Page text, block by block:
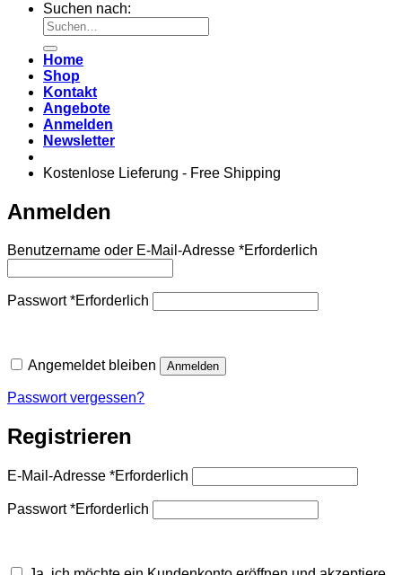
Suchen nach:
Home
Shop
Kontakt
Angebote
Anmelden
Newsletter
Kostenlose Lieferung - Free Shipping
Anmelden
Benutzername oder E-Mail-Adresse *Erforderlich
Passwort*Erforderlich
Angemeldet bleiben Anmelden
Passwort vergessen?
Registrieren
E-Mail-Adresse *Erforderlich
Passwort*Erforderlich